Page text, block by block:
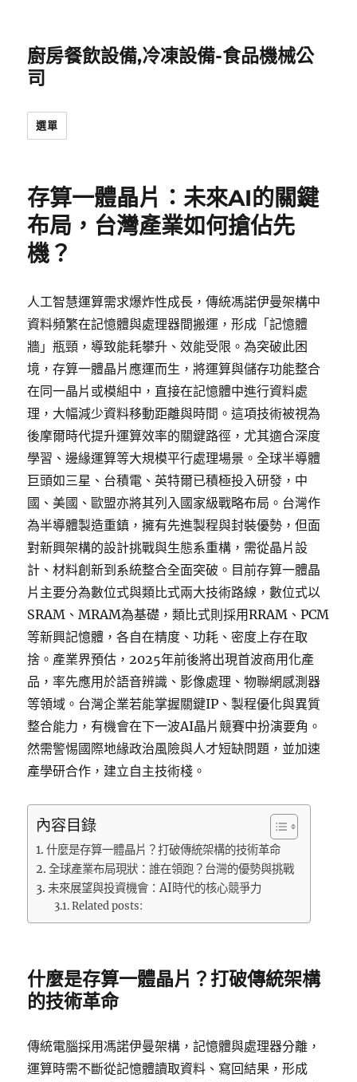
廚房餐飲設備,冷凍設備-食品機械公
司
選單
存算一體晶片：未來AI的關鍵
布局，台灣產業如何搶佔先
機？
人工智慧運算需求爆炸性成長，傳統馮諾伊曼架構中
資料頻繁在記憶體與處理器間搬運，形成「記憶體
牆」瓶頸，導致能耗攀升、效能受限。為突破此困
境，存算一體晶片應運而生，將運算與儲存功能整合
在同一晶片或模組中，直接在記憶體中進行資料處
理，大幅減少資料移動距離與時間。這項技術被視為
後摩爾時代提升運算效率的關鍵路徑，尤其適合深度
學習、邊緣運算等大規模平行處理場景。全球半導體
巨頭如三星、台積電、英特爾已積極投入研發，中
國、美國、歐盟亦將其列入國家級戰略布局。台灣作
為半導體製造重鎮，擁有先進製程與封裝優勢，但面
對新興架構的設計挑戰與生態系重構，需從晶片設
計、材料創新到系統整合全面突破。目前存算一體晶
片主要分為數位式與類比式兩大技術路線，數位式以
SRAM、MRAM為基礎，類比式則採用RRAM、PCM
等新興記憶體，各自在精度、功耗、密度上存在取
捨。產業界預估，2025年前後將出現首波商用化產
品，率先應用於語音辨識、影像處理、物聯網感測器
等領域。台灣企業若能掌握關鍵IP、製程優化與異質
整合能力，有機會在下一波AI晶片競賽中扮演要角。
然需警惕國際地緣政治風險與人才短缺問題，並加速
產學研合作，建立自主技術棧。
內容目錄
什麼是存算一體晶片？打破傳統架構的技術革命
全球產業布局現狀：誰在領跑？台灣的優勢與挑戰
未來展望與投資機會：AI時代的核心競爭力
Related posts:
什麼是存算一體晶片？打破傳統架構
的技術革命
傳統電腦採用馮諾伊曼架構，記憶體與處理器分離，
運算時需不斷從記憶體讀取資料、寫回結果，形成